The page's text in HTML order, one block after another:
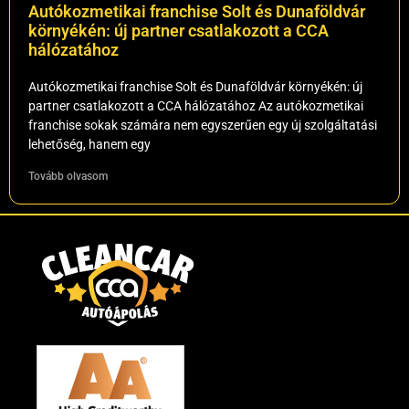
Autókozmetikai franchise Solt és Dunaföldvár
környékén: új partner csatlakozott a CCA
hálózatához
Autókozmetikai franchise Solt és Dunaföldvár környékén: új
partner csatlakozott a CCA hálózatához Az autókozmetikai
franchise sokak számára nem egyszerűen egy új szolgáltatási
lehetőség, hanem egy
Tovább olvasom